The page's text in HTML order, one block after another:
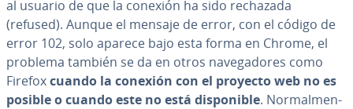
al usuario de que la conexión ha sido rechazada
(refused). Aunque el mensaje de error, con el código de
error 102, solo aparece bajo esta forma en Chrome, el
problema también se da en otros na­ve­ga­do­res como
Firefoxcuando la conexión con el proyecto web no es
posible o cuando este no está di­s­po­ni­ble. No­r­ma­l­me­n­